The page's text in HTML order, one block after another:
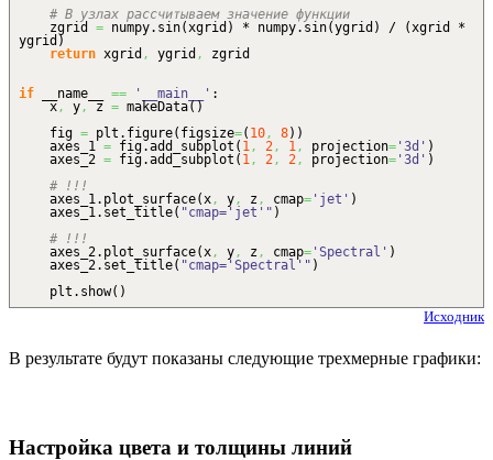
# В узлах рассчитываем значение функции
zgrid = numpy. sin(xgrid ) * numpy. sin(ygrid ) / (xgrid *
ygrid )
return xgrid , ygrid , zgrid
if __name__ == '__main__' :
x, y, z = makeData( )
fig = plt. figure( figsize=( 10, 8) )
axes_1 = fig.add_subplot ( 1, 2, 1, projection= '3d' )
axes_2 = fig.add_subplot ( 1, 2, 2, projection= '3d' )
# !!!
axes_1. plot_surface(x, y, z , cmap= 'jet' )
axes_1. set_title( "cmap='jet'" )
# !!!
axes_2. plot_surface(x, y, z , cmap= 'Spectral' )
axes_2. set_title( "cmap='Spectral'" )
plt. show( )
Исходник
В результате будут показаны следующие трехмерные графики:
Настройка цвета и толщины линий